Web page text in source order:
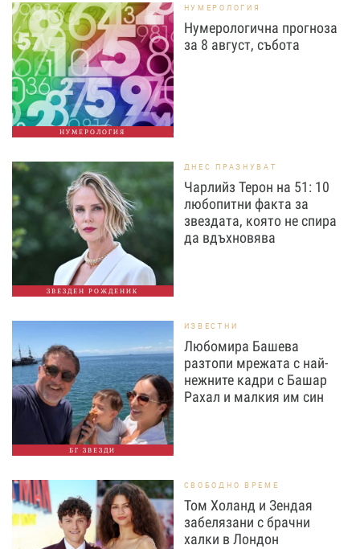
НУМЕРОЛОГИЯ
НУМЕРОЛОГИЯ
Нумерологична прогноза
за 8 август, събота
ЗВЕЗДЕН РОЖДЕНИК
ДНЕС ПРАЗНУВАТ
Чарлийз Терон на 51: 10
любопитни факта за
звездата, която не спира
да вдъхновява
БГ ЗВЕЗДИ
ИЗВЕСТНИ
Любомира Башева
разтопи мрежата с най-
нежните кадри с Башар
Рахал и малкия им син
СВОБОДНО ВРЕМЕ
Том Холанд и Зендая
забелязани с брачни
халки в Лондон